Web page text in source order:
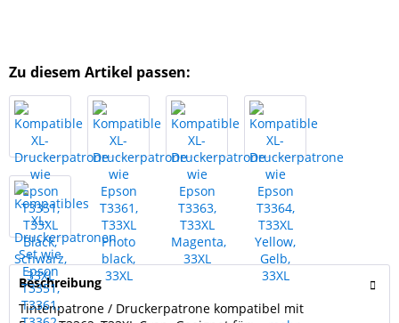
Zu diesem Artikel passen:
Beschreibung
Tintenpatrone / Druckerpatrone kompatibel mit